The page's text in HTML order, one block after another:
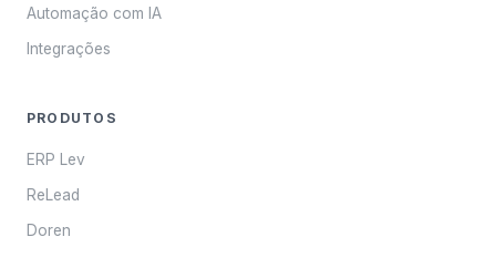
Automação com IA
Integrações
PRODUTOS
ERP Lev
ReLead
Doren